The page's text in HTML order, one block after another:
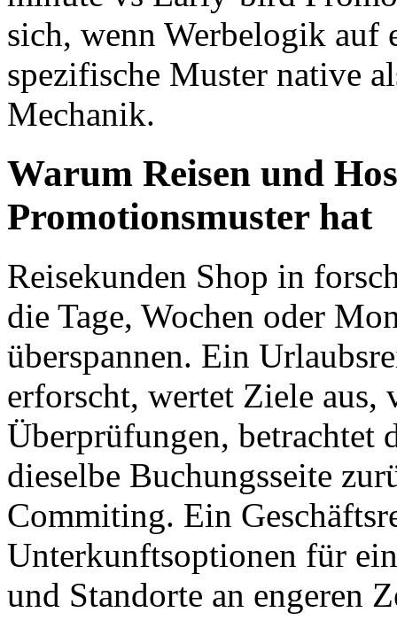
sich, wenn Werbelogik auf
spezifische Muster native
Mechanik.
Warum Reisen und
Promotionsmuster hat
Reisekunden Shop in
die Tage, Wochen oder
überspannen. Ein
erforscht, wertet Ziele aus,
Überprüfungen, betrachtet
dieselbe Buchungsseite
Commiting. Ein
Unterkunftsoptionen für
und Standorte an engeren